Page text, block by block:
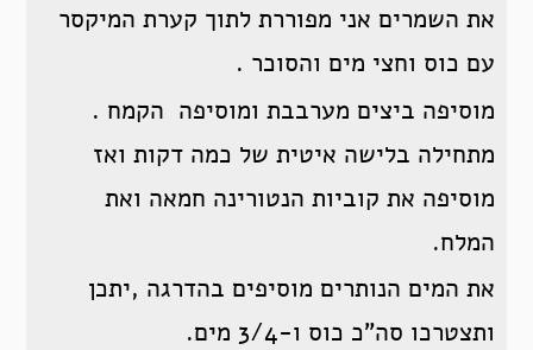
את השמרים אני מפוררת לתוך קערת המיקסר
עם כוס וחצי מים והסוכר .
מוסיפה ביצים מערבבת ומוסיפה הקמח .
מתחילה בלישה איטית של כמה דקות ואז
מוסיפה את קוביות הנטורינה חמאה ואת
המלח.
את המים הנותרים מוסיפים בהדרגה ,יתכן
ותצטרכו סה”כ כוס ו-3/4 מים.